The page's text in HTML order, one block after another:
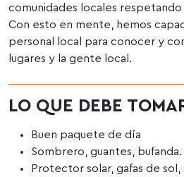
comunidades locales respetando
Con esto en mente, hemos
personal local para conocer y
lugares y la gente local.
LO QUE DEBE
Buen paquete de día
Sombrero, guantes, bufanda.
Protector solar, gafas de